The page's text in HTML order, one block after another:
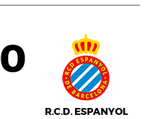
0
R.C.D. ESPANYOL